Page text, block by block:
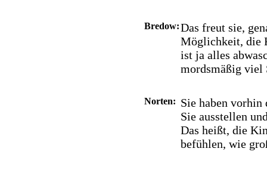
Bredow:Das freut sie,
Möglichkeit, die
ist ja alles
mordsmäßig viel
Norten: Sie haben
Sie ausstellen
Das heißt, die
befühlen, wie